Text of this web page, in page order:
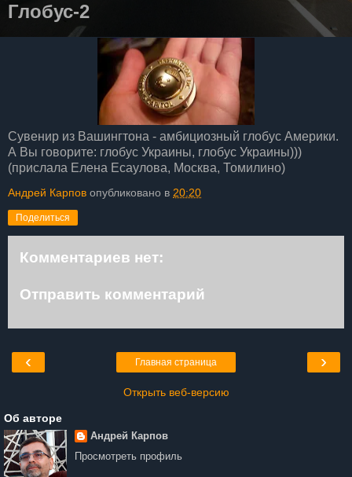
Глобус-2
Сувенир из Вашингтона - амбициозный глобус Америки.
А Вы говорите: глобус Украины, глобус Украины)))
(прислала Елена Есаулова, Москва, Томилино)
Андрей Карпов опубликовано в 20:20
Поделиться
Комментариев нет:
Отправить комментарий
‹ ›
Главная страница
Открыть веб-версию
Об авторе
Андрей Карпов
Просмотреть профиль